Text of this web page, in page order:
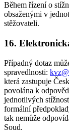
Během řízení o
obsaženými v
stěžovateli.
16.
Případný dotaz
spravedlnosti:
která zastupuje
povolána k
jednotlivých
formální
tak nemůže
Soud.